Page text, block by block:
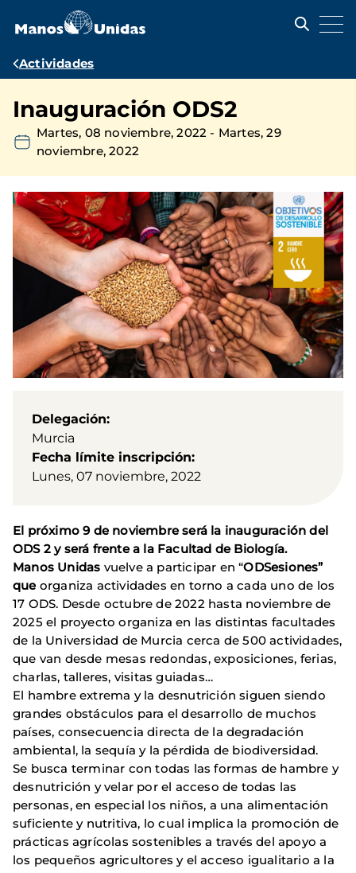
contenido
Ruta
navegación
Actividades
Inauguración ODS2
Martes, 08 noviembre, 2022 - Martes, 29
noviembre, 2022
Delegación
Murcia
Fecha límite inscripción
Lunes, 07 noviembre, 2022
El próximo 9 de noviembre será la inauguración del
ODS 2 y será frente a la Facultad de Biología.
Manos Unidas vuelve a participar en “ODSesiones”
queorganiza actividades en torno a cada uno de los
17 ODS. Desde octubre de 2022 hasta noviembre de
2025 el proyecto organiza en las distintas facultades
de la Universidad de Murcia cerca de 500 actividades,
que van desde mesas redondas, exposiciones, ferias,
charlas, talleres, visitas guiadas…
El hambre extrema y la desnutrición siguen siendo
grandes obstáculos para el desarrollo de muchos
países, consecuencia directa de la degradación
ambiental, la sequía y la pérdida de biodiversidad.
Se busca terminar con todas las formas de hambre y
desnutrición y velar por el acceso de todas las
personas, en especial los niños, a una alimentación
suficiente y nutritiva, lo cual implica la promoción de
prácticas agrícolas sostenibles a través del apoyo a
los pequeños agricultores y el acceso igualitario a la